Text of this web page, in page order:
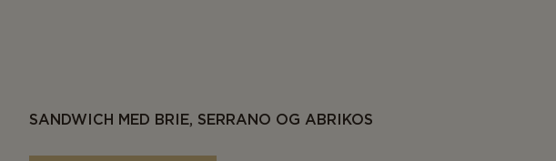
SANDWICH MED BRIE, SERRANO OG ABRIKOS